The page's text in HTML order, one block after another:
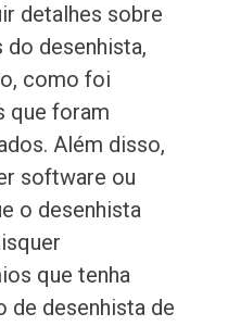
detalhes sobre
desenhista,
como foi
que foram
Além disso,
software ou
o desenhista
que tenha
de desenhista de